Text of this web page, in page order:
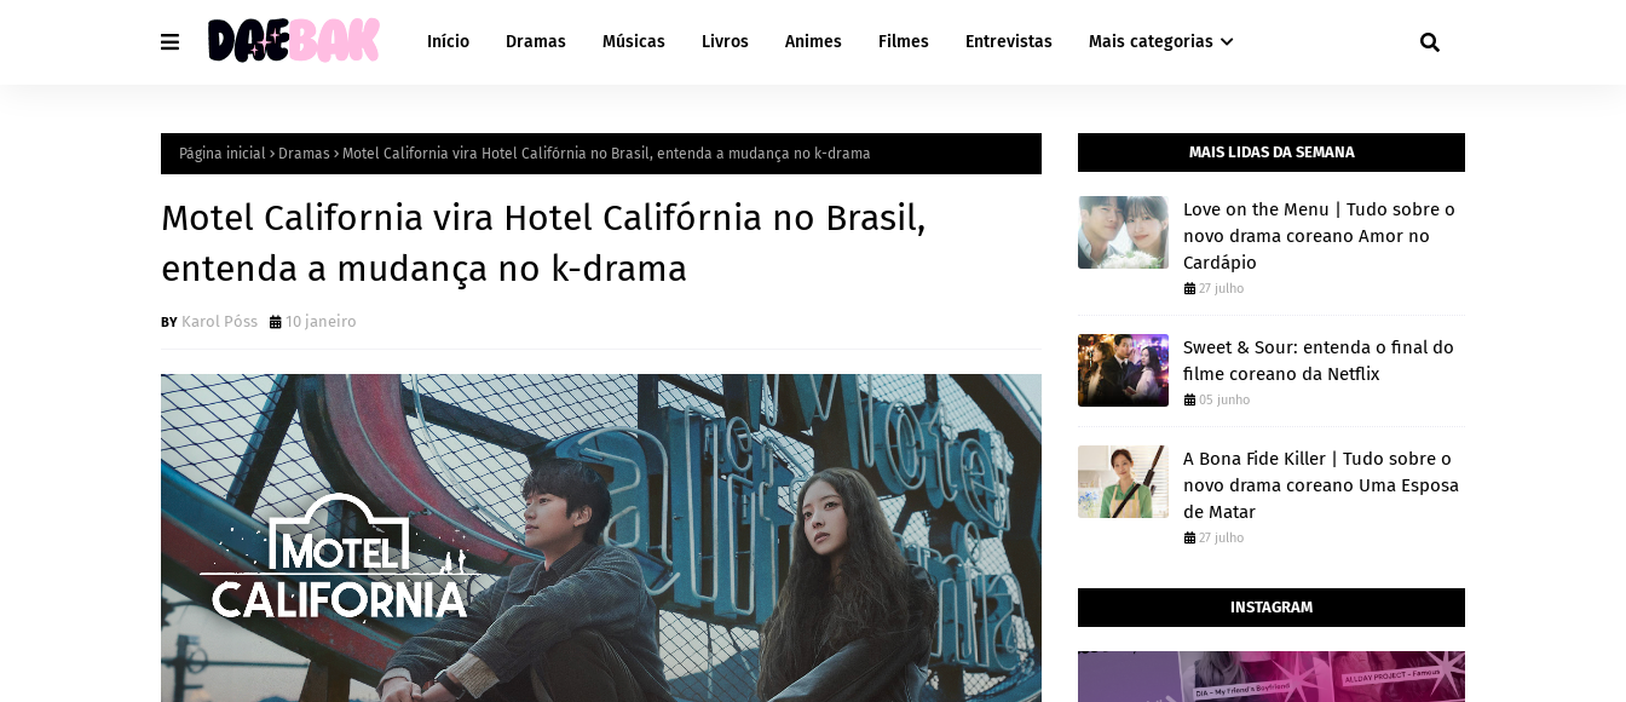
Início Dramas Músicas Livros Animes Filmes Entrevistas Mais categorias
Página inicial Dramas Motel California vira Hotel Califórnia no Brasil, entenda a mudança no k-drama
Motel California vira Hotel Califórnia no Brasil,
entenda a mudança no k-drama
Karol Póss 10 janeiro
MAIS LIDAS DA SEMANA
Love on the Menu | Tudo sobre o
novo drama coreano Amor no
Cardápio
27 julho
Sweet & Sour: entenda o final do
filme coreano da Netflix
05 junho
A Bona Fide Killer | Tudo sobre o
novo drama coreano Uma Esposa
de Matar
27 julho
INSTAGRAM